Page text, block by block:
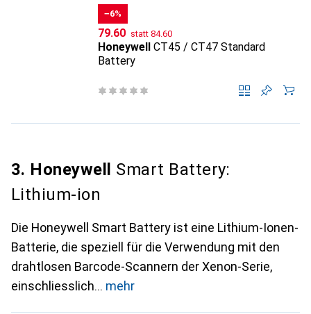
−6%
CHF
79.60 statt CHF
84.60
Honeywell CT45 / CT47 Standard
Battery
3. Honeywell
Smart Battery:
Lithium-ion
Die Honeywell Smart Battery ist eine Lithium-Ionen-
Batterie, die speziell für die Verwendung mit den
drahtlosen Barcode-Scannern der Xenon-Serie,
einschliesslich
mehr